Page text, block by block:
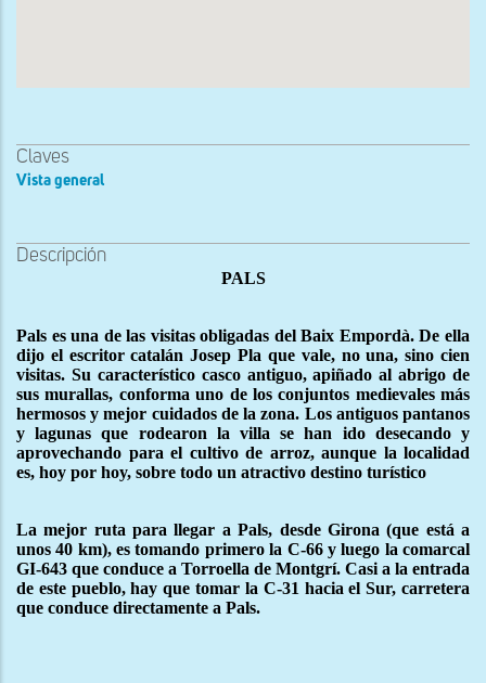
Claves
Vista general
Descripción
PALS
Pals es una de las visitas obligadas del Baix Empordà. De ella
dijo el escritor catalán Josep Pla que vale, no una, sino cien
visitas. Su característico casco antiguo, apiñado al abrigo de
sus murallas, conforma uno de los conjuntos medievales más
hermosos y mejor cuidados de la zona. Los antiguos pantanos
y lagunas que rodearon la villa se han ido desecando y
aprovechando para el cultivo de arroz, aunque la localidad
es, hoy por hoy, sobre todo un atractivo destino turístico
La mejor ruta para llegar a Pals, desde Girona (que está a
unos 40 km), es tomando primero la C-66 y luego la comarcal
GI-643 que conduce a Torroella de Montgrí. Casi a la entrada
de este pueblo, hay que tomar la C-31 hacia el Sur, carretera
que conduce directamente a Pals.